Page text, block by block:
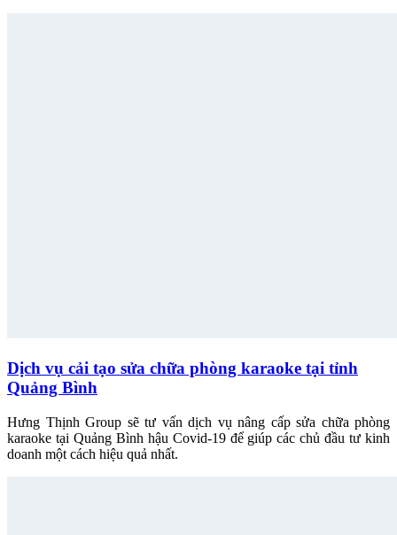
Dịch vụ cải tạo sửa chữa phòng karaoke tại tỉnh
Quảng Bình
Hưng Thịnh Group sẽ tư vấn dịch vụ nâng cấp sửa chữa phòng
karaoke tại Quảng Bình hậu Covid-19 để giúp các chủ đầu tư kinh
doanh một cách hiệu quả nhất.